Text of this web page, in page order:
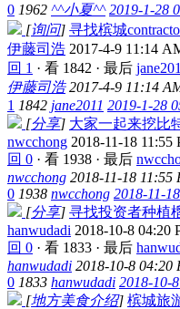
0 1962 ^^小夏^^ 2019-1-28
[询问] 寻找槟城
伊藤司浩 2017-4-9 11:14
回 1 · 看 1842 · 最后
伊藤司浩 2017-4-9 11:14
1 1842 jane2011 2019-1-28
[分享] 大家一起来挖比
nwcchong 2018-11-18 11:55
回 0 · 看 1938 · 最后
nwcchong 2018-11-18 11:55
0 1938 nwcchong 2018-11-
[分享] 寻找投资者种植
hanwudadi 2018-10-8 04:20
回 0 · 看 1833 · 最后
hanwudadi 2018-10-8 04:20
0 1833 hanwudadi 2018-10-
[地方美食介绍] 槟城旅